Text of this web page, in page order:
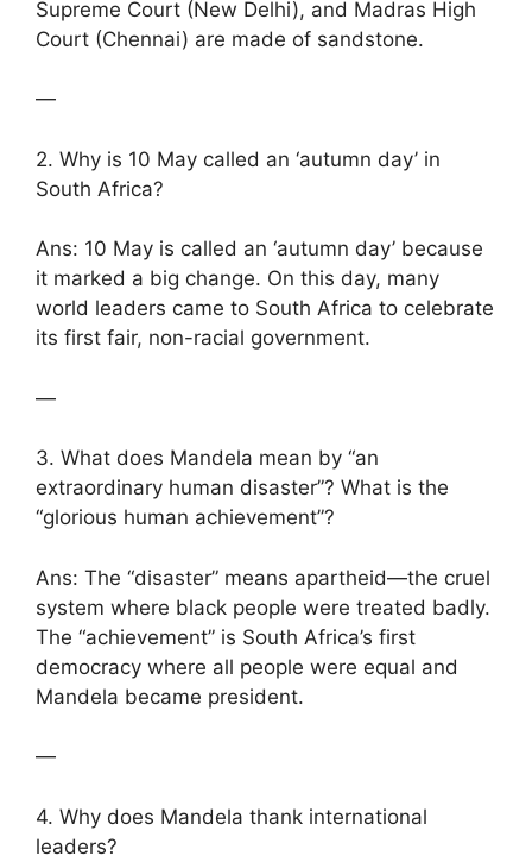
Supreme Court (New Delhi), and Madras High
Court (Chennai) are made of sandstone.
—
2. Why is 10 May called an ‘autumn day’ in
South Africa?
Ans: 10 May is called an ‘autumn day’ because
it marked a big change. On this day, many
world leaders came to South Africa to celebrate
its first fair, non-racial government.
—
3. What does Mandela mean by “an
extraordinary human disaster”? What is the
“glorious human achievement”?
Ans: The “disaster” means apartheid—the cruel
system where black people were treated badly.
The “achievement” is South Africa’s first
democracy where all people were equal and
Mandela became president.
—
4. Why does Mandela thank international
leaders?